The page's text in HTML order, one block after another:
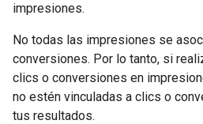
impresiones.
No todas las impresiones se
conversiones. Por lo tanto, si
clics o conversiones en
no estén vinculadas a clics o
tus resultados.